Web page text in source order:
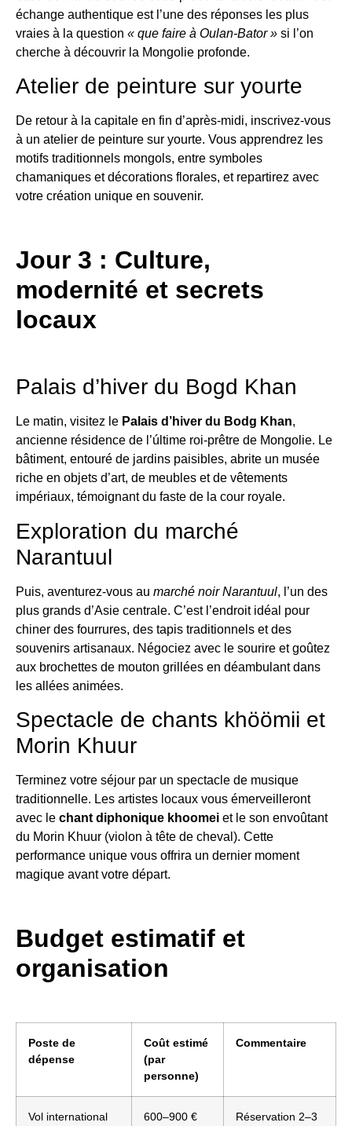
échange authentique est l’une des réponses les plus
vraies à la question « que faire à Oulan-Bator » si l’on
cherche à découvrir la Mongolie profonde.
Atelier de peinture sur yourte
De retour à la capitale en fin d’après-midi, inscrivez-vous
à un atelier de peinture sur yourte. Vous apprendrez les
motifs traditionnels mongols, entre symboles
chamaniques et décorations florales, et repartirez avec
votre création unique en souvenir.
Jour 3 : Culture,
modernité et secrets
locaux
Palais d’hiver du Bogd Khan
Le matin, visitez le Palais d’hiver du Bodg Khan,
ancienne résidence de l’últime roi-prêtre de Mongolie. Le
bâtiment, entouré de jardins paisibles, abrite un musée
riche en objets d’art, de meubles et de vêtements
impériaux, témoignant du faste de la cour royale.
Exploration du marché
Narantuul
Puis, aventurez-vous au marché noir Narantuul, l’un des
plus grands d’Asie centrale. C’est l’endroit idéal pour
chiner des fourrures, des tapis traditionnels et des
souvenirs artisanaux. Négociez avec le sourire et goûtez
aux brochettes de mouton grillées en déambulant dans
les allées animées.
Spectacle de chants khöömii et
Morin Khuur
Terminez votre séjour par un spectacle de musique
traditionnelle. Les artistes locaux vous émerveilleront
avec le chant diphonique khoomei et le son envoûtant
du Morin Khuur (violon à tête de cheval). Cette
performance unique vous offrira un dernier moment
magique avant votre départ.
Budget estimatif et
organisation
Poste de
dépense
Coût estimé
(par
personne)
Commentaire
Vol international
600–900 €
Réservation 2–3